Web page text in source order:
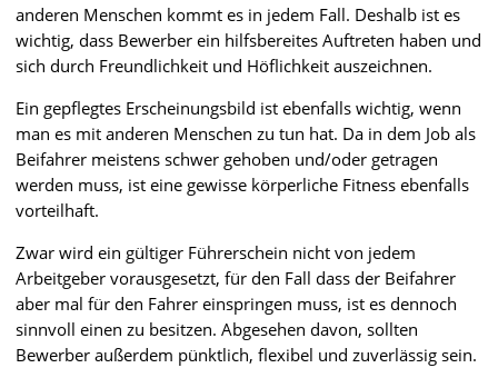
anderen Menschen kommt es in jedem Fall. Deshalb ist es
wichtig, dass Bewerber ein hilfsbereites Auftreten haben und
sich durch Freundlichkeit und Höflichkeit auszeichnen.
Ein gepflegtes Erscheinungsbild ist ebenfalls wichtig, wenn
man es mit anderen Menschen zu tun hat. Da in dem Job als
Beifahrer meistens schwer gehoben und/oder getragen
werden muss, ist eine gewisse körperliche Fitness ebenfalls
vorteilhaft.
Zwar wird ein gültiger Führerschein nicht von jedem
Arbeitgeber vorausgesetzt, für den Fall dass der Beifahrer
aber mal für den Fahrer einspringen muss, ist es dennoch
sinnvoll einen zu besitzen. Abgesehen davon, sollten
Bewerber außerdem pünktlich, flexibel und zuverlässig sein.